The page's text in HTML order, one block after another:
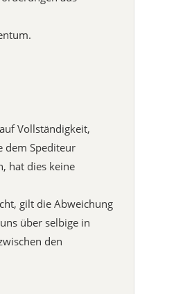
Vollständigkeit,
dem Spediteur
hat dies keine
gilt die Abweichung
über selbige in
den